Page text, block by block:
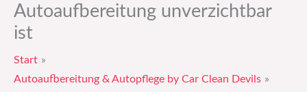
Autoaufbereitung unverzichtbar
ist
Start
Autoaufbereitung & Autopflege by Car Clean Devils